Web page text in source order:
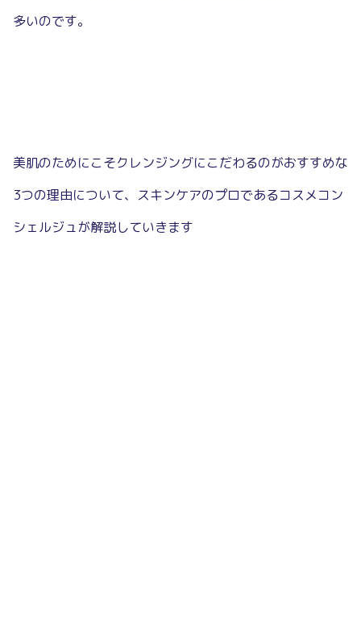
多いのです。
美肌のためにこそクレンジングにこだわるのがおすすめな
3つの理由について、スキンケアのプロであるコスメコン
シェルジュが解説していきます